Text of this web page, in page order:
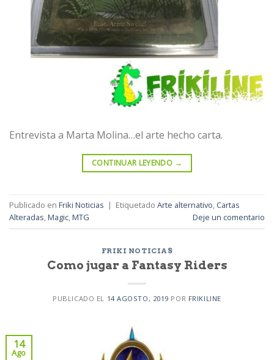
Entrevista a Marta Molina…el arte hecho carta.
CONTINUAR LEYENDO →
Publicado en Friki Noticias | Etiquetado Arte alternativo, Cartas
Alteradas,Magic,MTG Deje un comentario
FRIKI NOTICIAS
Como jugar a Fantasy Riders
PUBLICADO EL 14 AGOSTO, 2019 POR FRIKILINE
14
Ago